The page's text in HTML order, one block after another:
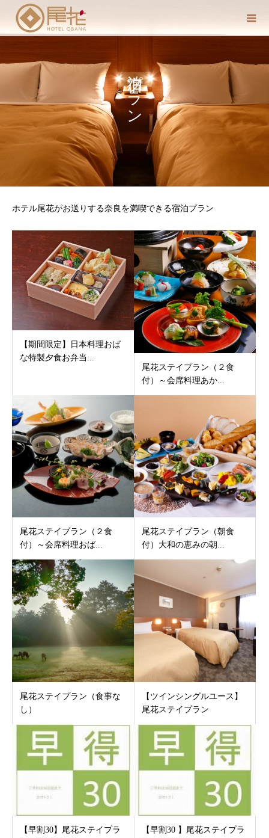
宿泊プラン
ホテル尾花がお送りする奈良を満喫できる宿泊プラン
【期間限定】日本料理おば
な特製夕食お弁当...
尾花ステイプラン（２食
付）～会席料理あか...
尾花ステイプラン（２食
付）～会席料理おば...
尾花ステイプラン（朝食
付）大和の恵みの朝...
尾花ステイプラン（食事な
し）
【ツインシングルユース】
尾花ステイプラン
【早割30】尾花ステイプラ
【早割30 】尾花ステイプラ